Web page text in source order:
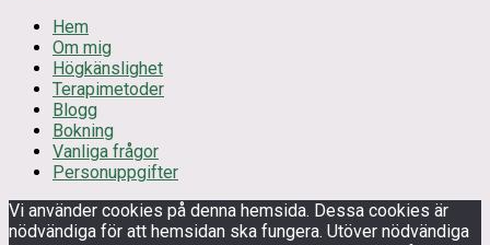
Hem
Om mig
Högkänslighet
Terapimetoder
Blogg
Bokning
Vanliga frågor
Personuppgifter
Vi använder cookies på denna hemsida. Dessa cookies är
nödvändiga för att hemsidan ska fungera. Utöver nödvändiga